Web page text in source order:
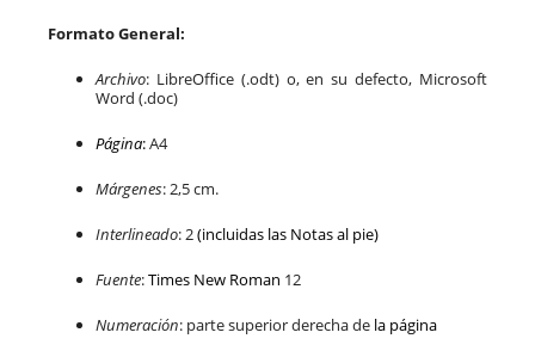
Formato General:
Archivo: LibreOffice (.odt) o, en su defecto, Microsoft
Word (.doc)
Página:A4
Márgenes: 2,5 cm.
Interlineado: 2(incluidas las Notas al pie)
Fuente:Times New Roman 12
Numeración: parte superior derecha de la página